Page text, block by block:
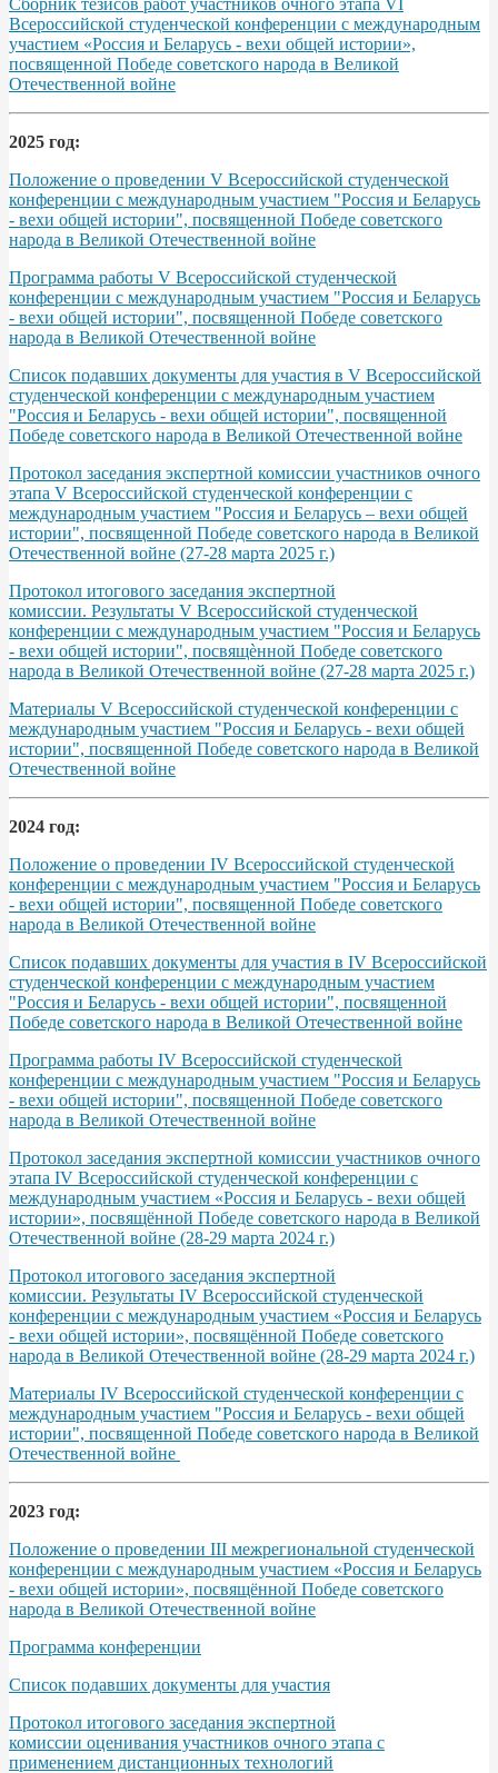
Всероссийской студенческой конференции с международным
участием «Россия и Беларусь - вехи общей истории»,
посвященной Победе советского народа в Великой
Отечественной войне
2025 год:
Положение о проведении V Всероссийской студенческой
конференции с международным участием "Россия и Беларусь
- вехи общей истории", посвященной Победе советского
народа в Великой Отечественной войне
Программа работы V Всероссийской студенческой
конференции с международным участием "Россия и Беларусь
- вехи общей истории", посвященной Победе советского
народа в Великой Отечественной войне
Список подавших документы для участия в V Всероссийской
студенческой конференции с международным участием
"Россия и Беларусь - вехи общей истории", посвященной
Победе советского народа в Великой Отечественной войне
Протокол заседания экспертной комиссии участников очного
этапа V Всероссийской студенческой конференции с
международным участием "Россия и Беларусь – вехи общей
истории", посвященной Победе советского народа в Великой
Отечественной войне (27-28 марта 2025 г.)
Протокол итогового заседания экспертной
комиссии. Результаты V Всероссийской студенческой
конференции с международным участием "Россия и Беларусь
- вехи общей истории", посвящѐнной Победе советского
народа в Великой Отечественной войне (27-28 марта 2025 г.)
Материалы V Всероссийской студенческой конференции с
международным участием "Россия и Беларусь - вехи общей
истории", посвященной Победе советского народа в Великой
Отечественной войне
2024 год:
Положение о проведении IV Всероссийской студенческой
конференции с международным участием "Россия и Беларусь
- вехи общей истории", посвященной Победе советского
народа в Великой Отечественной войне
Список подавших документы для участия в IV Всероссийской
студенческой конференции с международным участием
"Россия и Беларусь - вехи общей истории", посвященной
Победе советского народа в Великой Отечественной войне
Программа работы IV Всероссийской студенческой
конференции с международным участием "Россия и Беларусь
- вехи общей истории", посвященной Победе советского
народа в Великой Отечественной войне
Протокол заседания экспертной комиссии участников очного
этапа IV Всероссийской студенческой конференции с
международным участием «Россия и Беларусь - вехи общей
истории», посвящённой Победе советского народа в Великой
Отечественной войне (28-29 марта 2024 г.)
Протокол итогового заседания экспертной
комиссии. Результаты IV Всероссийской студенческой
конференции с международным участием «Россия и Беларусь
- вехи общей истории», посвящённой Победе советского
народа в Великой Отечественной войне (28-29 марта 2024 г.)
Материалы IV Всероссийской студенческой конференции с
международным участием "Россия и Беларусь - вехи общей
истории", посвященной Победе советского народа в Великой
Отечественной войне
2023 год:
Положение о проведении III межрегиональной студенческой
конференции с международным участием «Россия и Беларусь
- вехи общей истории», посвящённой Победе советского
народа в Великой Отечественной войне
Программа конференции
Список подавших документы для участия
Протокол итогового заседания экспертной
комиссии оценивания участников очного этапа с
применением дистанционных технологий